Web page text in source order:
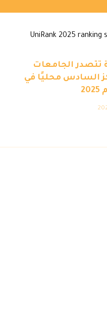
تتصدر الجامعات
السادس محليًا في